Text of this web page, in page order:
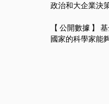
政治和大企業決
【 公開數據 】
國家的科學家能